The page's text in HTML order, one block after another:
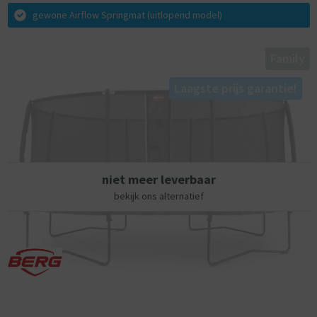
dat je hem dan overal in je tuin kunt opzetten en kan verplaatsen. Ook
beschikt deze uitvoering over een veiligheidsnet. Er is genoeg veilige
springoppervlak, want de ovale vorm zorgt voor een optimale
springlijn over de hele lengte van de trampoline. De BERG Grand
gewone Airflow Springmat (uitlopend model)
niet meer leverbaar
bekijk ons alternatief